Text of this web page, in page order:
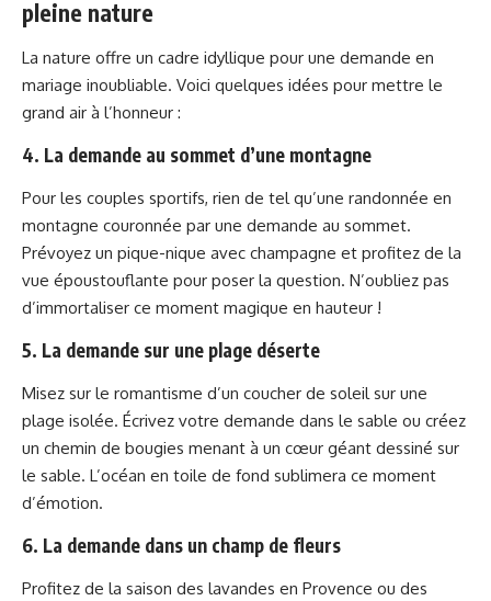
pleine nature
La nature offre un cadre idyllique pour une demande en
mariage inoubliable. Voici quelques idées pour mettre le
grand air à l’honneur :
4. La demande au sommet d’une montagne
Pour les couples sportifs, rien de tel qu’une randonnée en
montagne couronnée par une demande au sommet.
Prévoyez un pique-nique avec champagne et profitez de la
vue époustouflante pour poser la question. N’oubliez pas
d’immortaliser ce moment magique en hauteur !
5. La demande sur une plage déserte
Misez sur le romantisme d’un coucher de soleil sur une
plage isolée. Écrivez votre demande dans le sable ou créez
un chemin de bougies menant à un cœur géant dessiné sur
le sable. L’océan en toile de fond sublimera ce moment
d’émotion.
6. La demande dans un champ de fleurs
Profitez de la saison des lavandes en Provence ou des